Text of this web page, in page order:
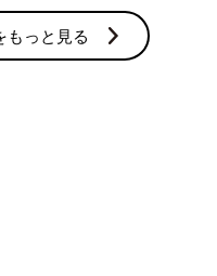
もっと見る